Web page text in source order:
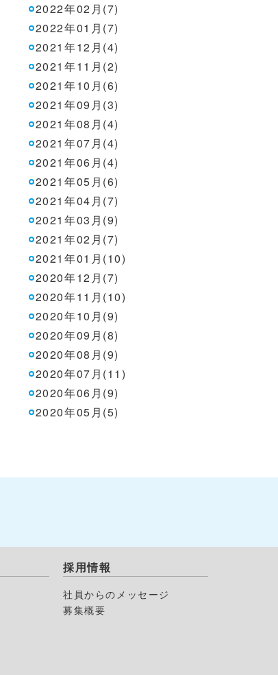
2022年02月(7)
2022年01月(7)
2021年12月(4)
2021年11月(2)
2021年10月(6)
2021年09月(3)
2021年08月(4)
2021年07月(4)
2021年06月(4)
2021年05月(6)
2021年04月(7)
2021年03月(9)
2021年02月(7)
2021年01月(10)
2020年12月(7)
2020年11月(10)
2020年10月(9)
2020年09月(8)
2020年08月(9)
2020年07月(11)
2020年06月(9)
2020年05月(5)
採用情報
社員からのメッセージ
募集概要